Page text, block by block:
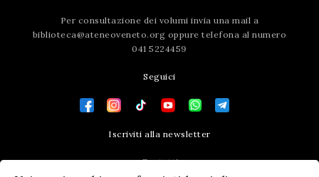
Per consultazione dei volumi invia una mail a
biblioteca@ateneoveneto.org oppure telefona al numero
041 5224459
Seguici
Iscriviti alla newsletter
Contatti